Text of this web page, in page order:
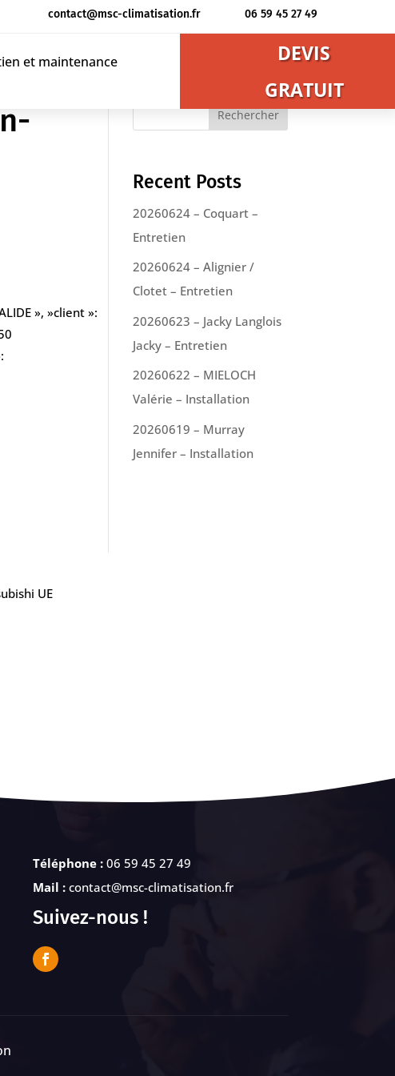
contact@msc-climatisation.fr 06 59 45 27 49
et maintenance
DEVIS
GRATUIT
», »client »:
UE
Rechercher
Recent Posts
20260624 – Coquart –
Entretien
20260624 – Alignier /
Clotet – Entretien
20260623 – Jacky Langlois
Jacky – Entretien
20260622 – MIELOCH
Valérie – Installation
20260619 – Murray
Jennifer – Installation
Téléphone : 06 59 45 27 49
Mail :contact@msc-climatisation.fr
Suivez-nous !